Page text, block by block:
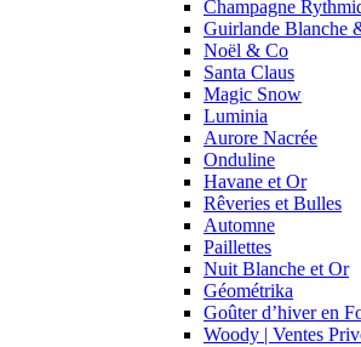
Champagne
Guirlande Blanche
Noël & Co
Santa Claus
Magic Snow
Luminia
Aurore Nacrée
Onduline
Havane et Or
Rêveries et Bulles
Automne
Paillettes
Nuit Blanche et Or
Géométrika
Goûter d’hiver en
Woody | Ventes